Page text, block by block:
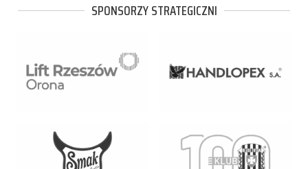
SPONSORZY STRATEGICZNI